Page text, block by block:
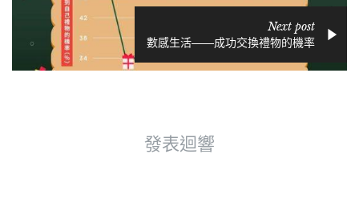
Next post
數感生活——成功交換禮物的機率
發表迴響